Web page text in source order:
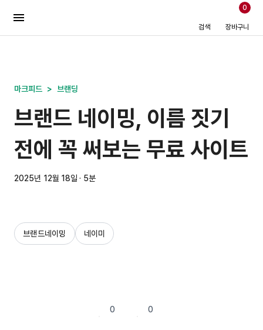
검색 장바구니
0
마크피드 > 브랜딩
브랜드 네이밍, 이름 짓기
전에 꼭 써보는 무료 사이트
2025년 12월 18일 · 5분
브랜드네이밍 네이미
0 0